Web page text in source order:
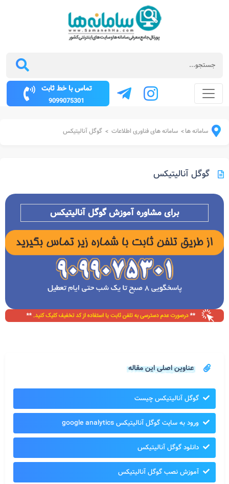
تماس با خط ثابت
9099075301
سامانه ها> سامانه های فناوری اطلاعات > گوگل آنالیتیکس
گوگل آنالیتیکس
برای مشاوره آموزش گوگل آنالیتیکس
عناوین اصلی این مقاله
گوگل آنالیتیکس چیست
ورود به سایت گوگل آنالیتیکس google analytics
دانلود گوگل آنالیتیکس
آموزش نصب گوگل آنالیتیکس